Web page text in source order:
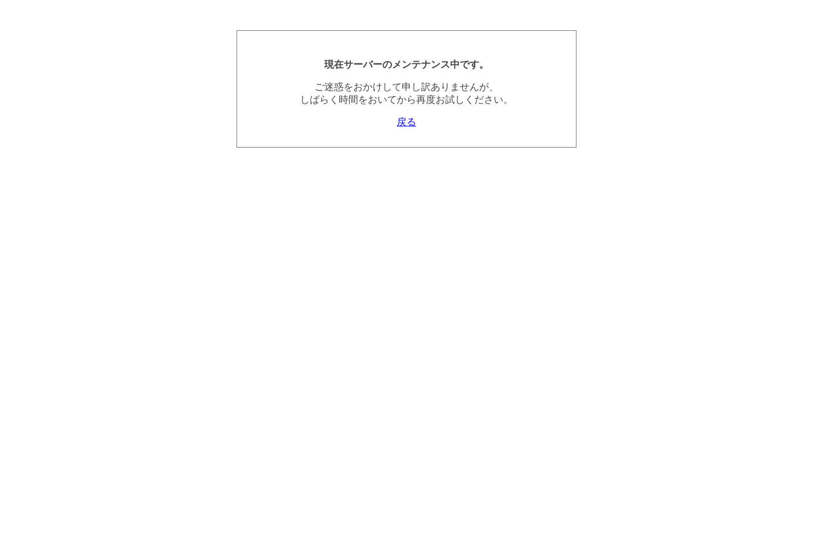
現在サーバーのメンテナンス中です。
ご迷惑をおかけして申し訳ありませんが、
しばらく時間をおいてから再度お試しください。
戻る